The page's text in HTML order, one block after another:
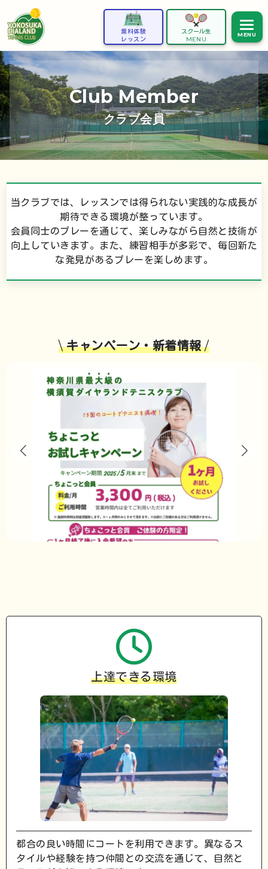
無料体験
レッスン
スクール生
MENU
MENU
Club Member
クラブ会員
当クラブでは、レッスンでは得られない実践的な成長が
期待できる環境が整っています。
会員同士のプレーを通じて、楽しみながら自然と技術が
向上していきます。 また、練習相手が多彩で、毎回新た
な発見があるプレーを楽しめます。
\キャンペーン・新着情報/
上達できる環境
都合の良い時間にコートを利用できます。異なるス
タイルや経験を持つ仲間との交流を通じて、自然と